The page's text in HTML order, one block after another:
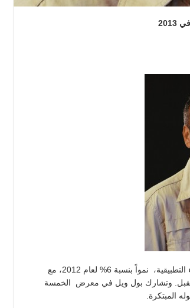
دبي، : حققت بول ويل، الشركة الرائدة في مجال حلول البناء التطبيقية، نمواً بنسبة 6% لعام 2012، مع
وتشارك بول ويل في معرض الخمسة